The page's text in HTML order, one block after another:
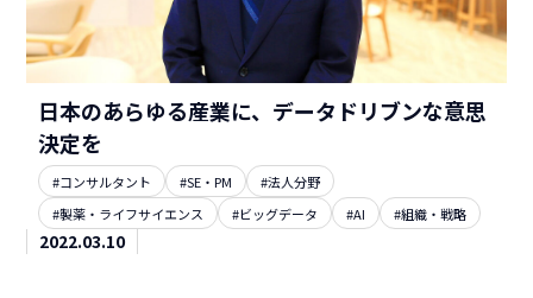
日本のあらゆる産業に、データドリブンな意思
決定を
#コンサルタント #SE・PM
#法人分野
#製薬・ライフサイエンス
#ビッグデータ #AI #組織・戦略
2022.03.10